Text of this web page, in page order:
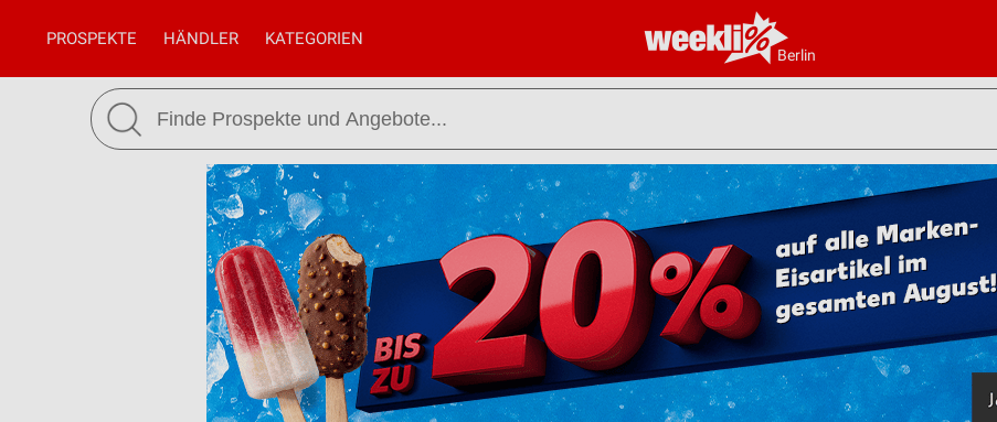
Berlin
PROSPEKTE HÄNDLER KATEGORIEN